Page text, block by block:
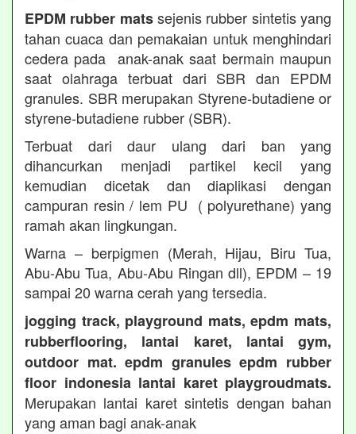
EPDM rubber matssejenis rubber sintetis yang
tahan cuaca dan pemakaian untuk menghindari
cedera pada anak-anak saat bermain maupun
saat olahraga terbuat dari SBR dan EPDM
granules. SBR merupakan Styrene-butadiene or
styrene-butadiene rubber (SBR).
Terbuat dari daur ulang dari ban yang
dihancurkan menjadi partikel kecil yang
kemudian dicetak dan diaplikasi dengan
campuran resin / lem PU ( polyurethane) yang
ramah akan lingkungan.
Warna – berpigmen (Merah, Hijau, Biru Tua,
Abu-Abu Tua, Abu-Abu Ringan dll), EPDM – 19
sampai 20 warna cerah yang tersedia.
jogging track, playground mats, epdm mats,
rubberflooring, lantai karet, lantai gym,
outdoor mat. epdm granules epdm rubber
floor indonesia lantai karet playgroudmats.
Merupakan lantai karet sintetis dengan bahan
yang aman bagi anak-anak